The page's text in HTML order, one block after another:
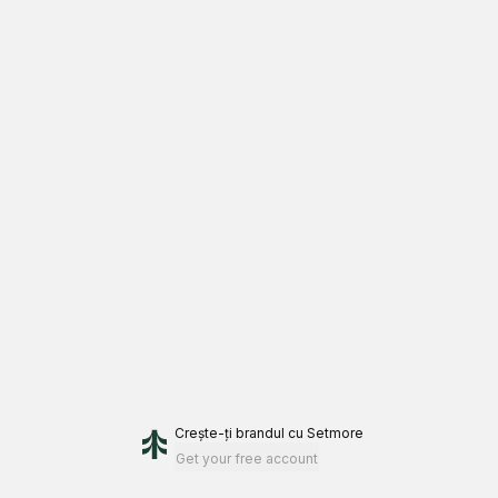
Crește-ți brandul cu Setmore
Get your free account